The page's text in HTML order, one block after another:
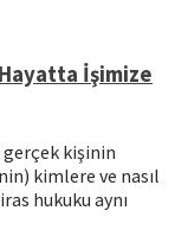
İşimize
gerçek kişinin
kimlere ve nasıl
hukuku aynı